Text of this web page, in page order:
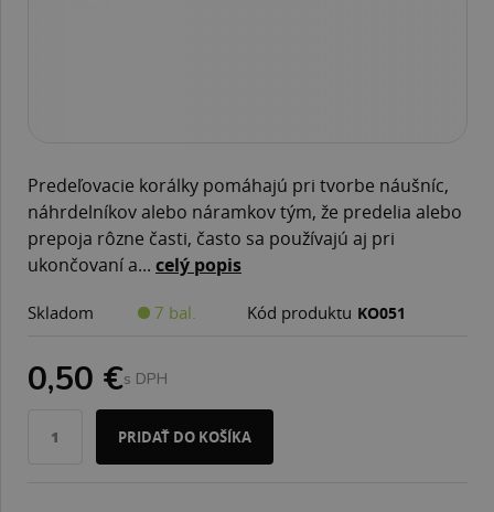
Predeľovacie korálky pomáhajú pri tvorbe náušníc,
náhrdelníkov alebo náramkov tým, že predelia alebo
prepoja rôzne časti, často sa používajú aj pri
ukončovaní a... celý popis
Skladom 7 bal. Kód produktu KO051
0,50 €s DPH
PRIDAŤ DO KOŠÍKA